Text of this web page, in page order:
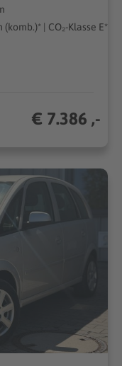
| CO₂-Klasse E*
€ 7.386 ,-